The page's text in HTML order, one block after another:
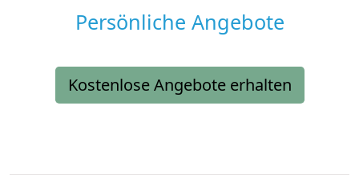
Persönliche Angebote
Kostenlose Angebote erhalten